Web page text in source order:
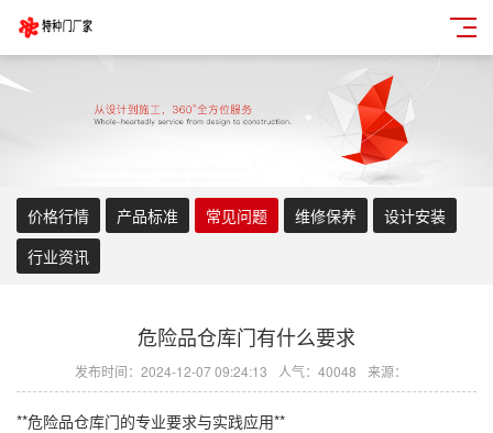
价格行情 产品标准 常见问题 维修保养
设计安装
行业资讯
危险品仓库门有什么要求
发布时间：2024-12-07 09:24:13 人气：40048 来源：
**危险品仓库门的专业要求与实践应用**